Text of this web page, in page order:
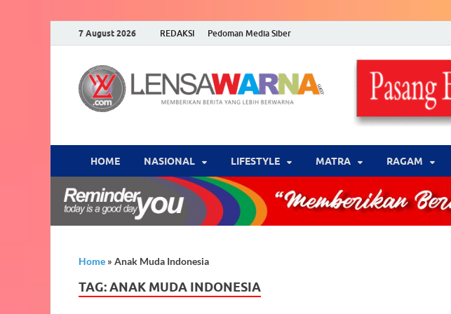
7 August 2026 REDAKSI Pedoman Media Siber
LENSA
Memberikan Berita yang
HOME NASIONAL ‎LIFESTYLE MATRA ‎RAGAM
Home » Anak Muda Indonesia
TAG:ANAK MUDA INDONESIA